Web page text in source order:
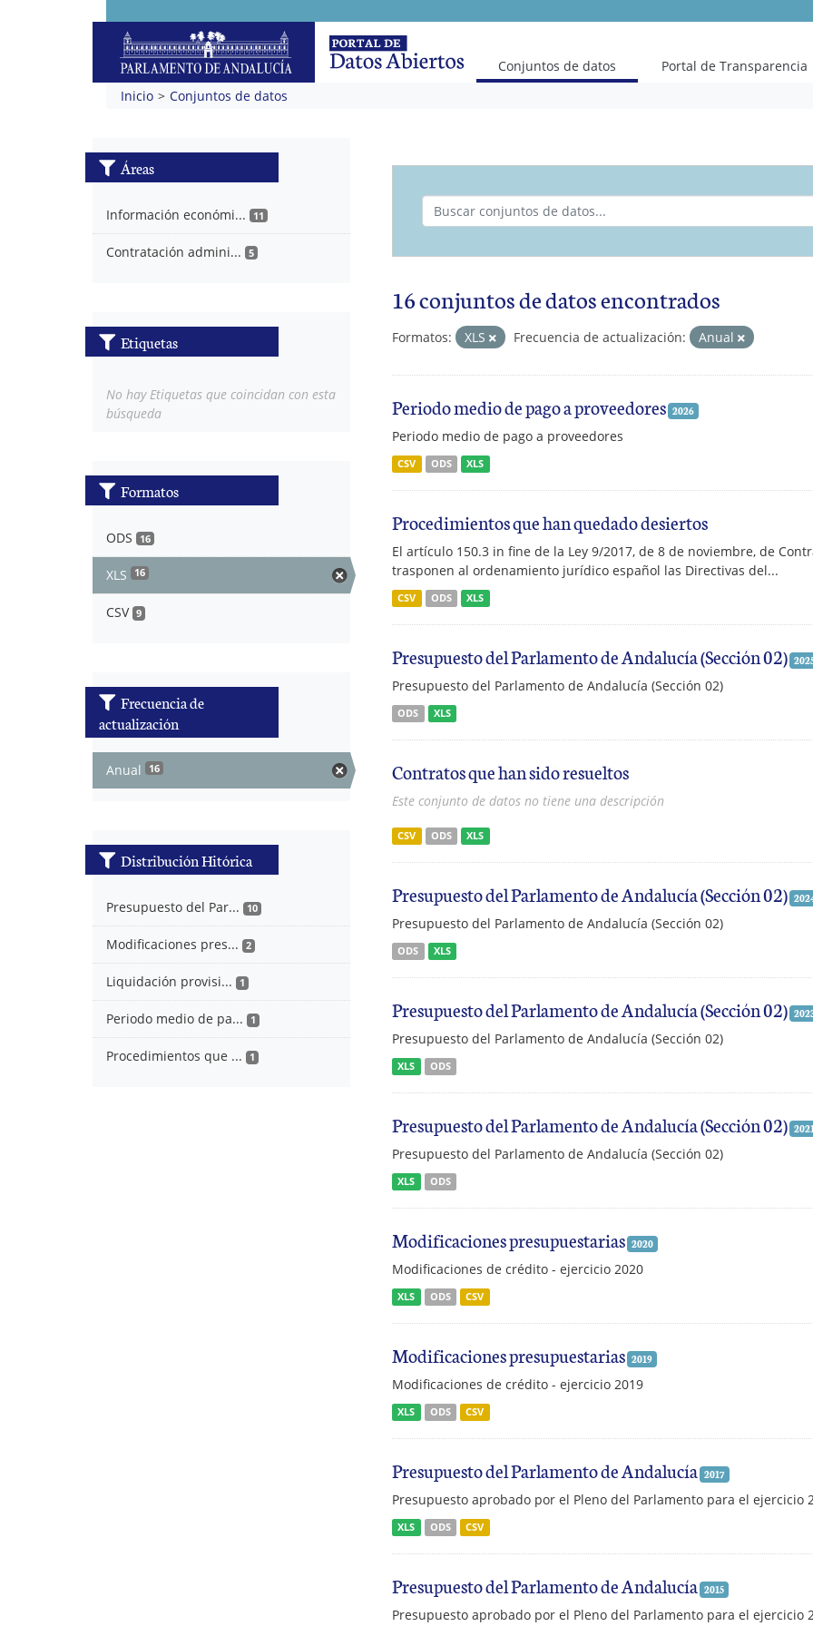
(current)
Conjuntos de datos Portal de Transparencia
Inicio
Conjuntos de datos
Áreas
Información económi... 11
Contratación admini... 5
Etiquetas
No hay Etiquetas que coincidan con esta
búsqueda
Formatos
ODS 16
XLS 16
CSV 9
Frecuencia de
actualización
Anual 16
Distribución Hitórica
Presupuesto del Par... 10
Modificaciones pres... 2
Liquidación provisi... 1
Periodo medio de pa... 1
Procedimientos que ... 1
16 conjuntos de datos encontrados
Formatos: XLS Frecuencia de actualización: Anual
Periodo medio de pago a proveedores 2026
Periodo medio de pago a proveedores
CSV ODS XLS
Procedimientos que han quedado desiertos
El artículo 150.3 in fine de la Ley 9/2017, de 8 de noviembre, de
trasponen al ordenamiento jurídico español las Directivas del...
CSV ODS XLS
Presupuesto del Parlamento de Andalucía (Sección 02)
Presupuesto del Parlamento de Andalucía (Sección 02)
ODS XLS
Contratos que han sido resueltos
Este conjunto de datos no tiene una descripción
CSV ODS XLS
Presupuesto del Parlamento de Andalucía (Sección 02)
Presupuesto del Parlamento de Andalucía (Sección 02)
ODS XLS
Presupuesto del Parlamento de Andalucía (Sección 02)
Presupuesto del Parlamento de Andalucía (Sección 02)
XLS ODS
Presupuesto del Parlamento de Andalucía (Sección 02) 2021
Presupuesto del Parlamento de Andalucía (Sección 02)
XLS ODS
Modificaciones presupuestarias 2020
Modificaciones de crédito - ejercicio 2020
XLS ODS CSV
Modificaciones presupuestarias 2019
Modificaciones de crédito - ejercicio 2019
XLS ODS CSV
Presupuesto del Parlamento de Andalucía 2017
Presupuesto aprobado por el Pleno del Parlamento para el ejercicio
XLS ODS CSV
Presupuesto del Parlamento de Andalucía 2015
Presupuesto aprobado por el Pleno del Parlamento para el ejercicio